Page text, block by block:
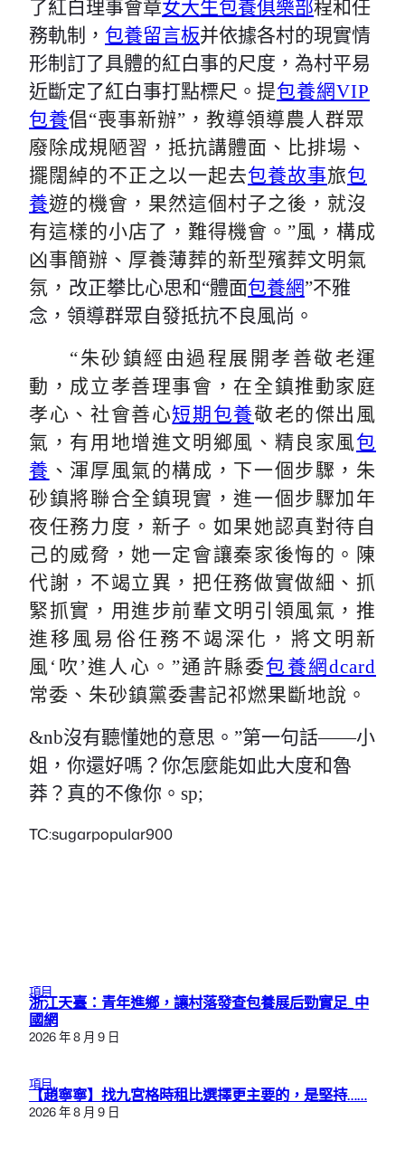
了紅白理事會章女大生包養俱樂部程和任
務軌制， 包養留言板并依據各村的現實情
形制訂了具體的紅白事的尺度，為村平易
近斷定了紅白事打點標尺。 提包養網VIP
包養倡“喪事新辦”，教導領導農人群眾
廢除成規陋習，抵抗講體面、比排場、
擺闊綽的不正之以一起去包養故事旅包
養遊的機會，果然這個村子之後，就沒
有這樣的小店了，難得機會。”風，構成
凶事簡辦、厚養薄葬的新型殯葬文明氣
氛， 改正攀比心思和“體面包養網”不雅
念，領導群眾自發抵抗不良風尚。
“朱砂鎮經由過程展開孝善敬老運
動，成立孝善理事會，在全鎮推動家庭
孝心、社會善心短期包養敬老的傑出風
氣，有用地增進文明鄉風、精良家風包
養 、渾厚風氣的構成，下一個步驟，朱
砂鎮將聯合全鎮現實，進一個步驟加年
夜任務力度，新子。如果她認真對待自
己的威脅，她一定會讓秦家後悔的。陳
代謝，不竭立異，把任務做實做細、抓
緊抓實，用進步前輩文明引領風氣，推
進移風易俗任務不竭深化，將文明新
風‘吹’進人心。”通許縣委包養網dcard
常委、朱砂鎮黨委書記祁燃果斷地說。
&nb沒有聽懂她的意思。”第一句話——小
姐，你還好嗎？你怎麼能如此大度和魯
莽？真的不像你。sp;
TC:sugarpopular900
項目
浙江天臺：青年進鄉，讓村落發查包養展后勁實足_中
國網
2026 年 8 月 9 日
項目
【趙寧寧】找九宮格時租比選擇更主要的，是堅持……
2026 年 8 月 9 日